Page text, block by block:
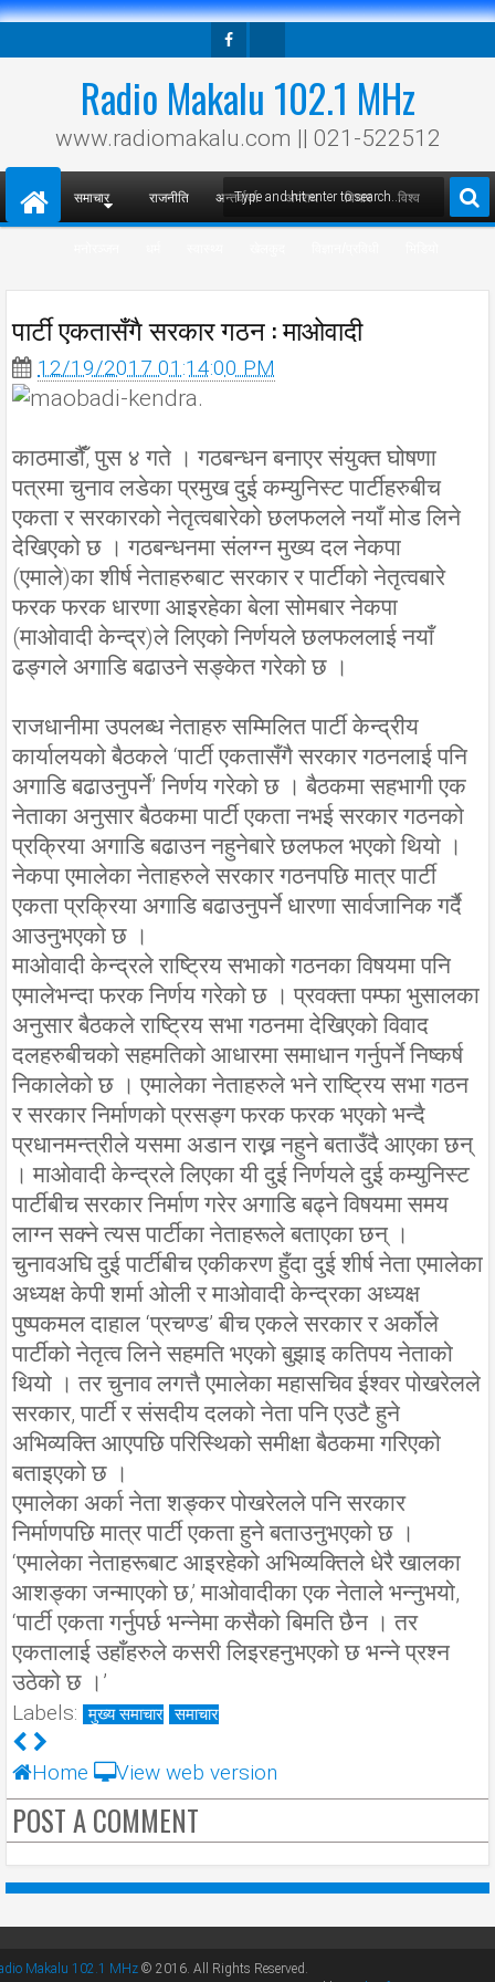
Radio Makalu 102.1 MHz
www.radiomakalu.com || 021-522512
समाचार राजनीति अन्तर्वार्ता अपराध विचार विश्व
पार्टी एकतासँगै सरकार गठन : माओवादी
12/19/2017 01:14:00 PM
काठमाडौँं, पुस ४ गते । गठबन्धन बनाएर संयुक्त घोषणा
पत्रमा चुनाव लडेका प्रमुख दुई कम्युनिस्ट पार्टीहरुबीच
एकता र सरकारको नेतृत्वबारेको छलफलले नयाँ मोड लिने
देखिएको छ । गठबन्धनमा संलग्न मुख्य दल नेकपा
(एमाले)का शीर्ष नेताहरुबाट सरकार र पार्टीको नेतृत्वबारे
फरक फरक धारणा आइरहेका बेला सोमबार नेकपा
(माओवादी केन्द्र)ले लिएको निर्णयले छलफललाई नयाँ
ढङ्गले अगाडि बढाउने सङ्केत गरेको छ ।
राजधानीमा उपलब्ध नेताहरु सम्मिलित पार्टी केन्द्रीय
कार्यालयको बैठकले ‘पार्टी एकतासँगै सरकार गठनलाई पनि
अगाडि बढाउनुपर्ने’ निर्णय गरेको छ । बैठकमा सहभागी एक
नेताका अनुसार बैठकमा पार्टी एकता नभई सरकार गठनको
प्रक्रिया अगाडि बढाउन नहुनेबारे छलफल भएको थियो ।
नेकपा एमालेका नेताहरुले सरकार गठनपछि मात्र पार्टी
एकता प्रक्रिया अगाडि बढाउनुपर्ने धारणा सार्वजानिक गर्दै
आउनुभएको छ ।
माओवादी केन्द्रले राष्ट्रिय सभाको गठनका विषयमा पनि
एमालेभन्दा फरक निर्णय गरेको छ । प्रवक्ता पम्फा भुसालका
अनुसार बैठकले राष्ट्रिय सभा गठनमा देखिएको विवाद
दलहरुबीचको सहमतिको आधारमा समाधान गर्नुपर्ने निष्कर्ष
निकालेको छ । एमालेका नेताहरुले भने राष्ट्रिय सभा गठन
र सरकार निर्माणको प्रसङ्ग फरक फरक भएको भन्दै
प्रधानमन्त्रीले यसमा अडान राख्न नहुने बताउँदै आएका छन्
। माओवादी केन्द्रले लिएका यी दुई निर्णयले दुई कम्युनिस्ट
पार्टीबीच सरकार निर्माण गरेर अगाडि बढ्ने विषयमा समय
लाग्न सक्ने त्यस पार्टीका नेताहरूले बताएका छन् ।
चुनावअघि दुई पार्टीबीच एकीकरण हुँदा दुई शीर्ष नेता एमालेका
अध्यक्ष केपी शर्मा ओली र माओवादी केन्द्रका अध्यक्ष
पुष्पकमल दाहाल ‘प्रचण्ड’ बीच एकले सरकार र अर्कोले
पार्टीको नेतृत्व लिने सहमति भएको बुझाइ कतिपय नेताको
थियो । तर चुनाव लगत्तै एमालेका महासचिव ईश्वर पोखरेलले
सरकार, पार्टी र संसदीय दलको नेता पनि एउटै हुने
अभिव्यक्ति आएपछि परिस्थिको समीक्षा बैठकमा गरिएको
बताइएको छ ।
एमालेका अर्का नेता शङ्कर पोखरेलले पनि सरकार
निर्माणपछि मात्र पार्टी एकता हुने बताउनुभएको छ ।
‘एमालेका नेताहरूबाट आइरहेको अभिव्यक्तिले धेरै खालका
आशङ्का जन्माएको छ,’ माओवादीका एक नेताले भन्नुभयो,
‘पार्टी एकता गर्नुपर्छ भन्नेमा कसैको बिमति छैन । तर
एकतालाई उहाँहरुले कसरी लिइरहनुभएको छ भन्ने प्रश्न
उठेको छ ।’
Labels: मुख्य समाचार समाचार
Home View web version
POST A COMMENT
Makalu 102.1 MHz © 2016. All Rights Reserved.